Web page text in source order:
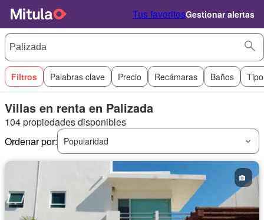
Tus favoritosGestionar alertas
Filtros Palabras clave Precio Recámaras Baños
Villas en renta en Palizada
104 propiedades disponibles
Ordenar por:
Popularidad